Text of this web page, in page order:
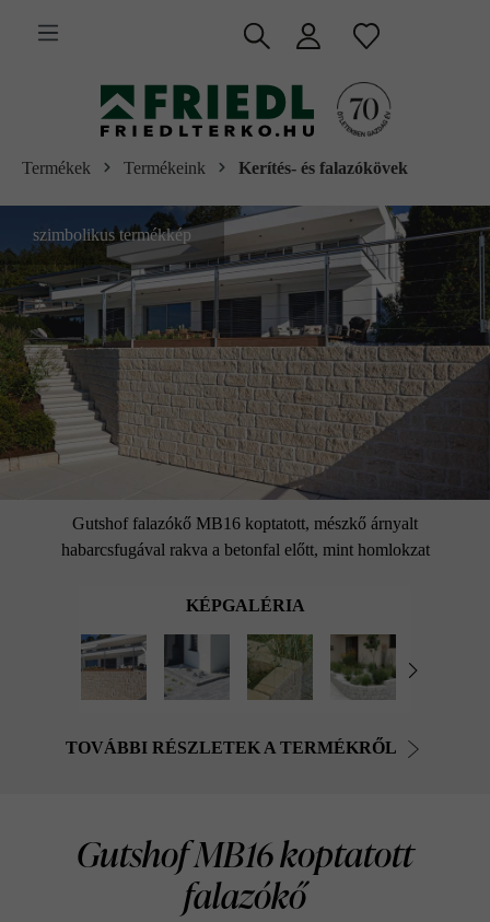
tartalomra
Termékek Termékeink Kerítés- és falazókövek
Gutshof falazókő MB16 koptatott, mészkő árnyalt
habarcsfugával rakva a betonfal előtt, mint homlokzat
szimbolikus termékkép
KÉPGALÉRIA
TOVÁBBI RÉSZLETEK A TERMÉKRŐL
Gutshof MB16 koptatott
falazókő